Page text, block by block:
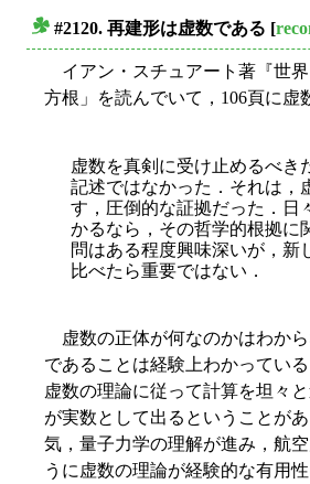
#2120. 再建形は虚数である [
イアン・スチュアート著『世
方根」を読んでいて，106頁に
虚数を真剣に受け止めるべき
記述ではなかった．それは，
す，圧倒的な証拠だった．日
かるなら，その哲学的根拠に
問はある程度興味深いが，新
比べたら重要ではない．
虚数の正体が何なのかはわか
であることは経験上わかってい
虚数の理論に従って計算を坦々
が実数として出るということが
気，量子力学の理解が進み，航
うに虚数の理論が経験的な有用